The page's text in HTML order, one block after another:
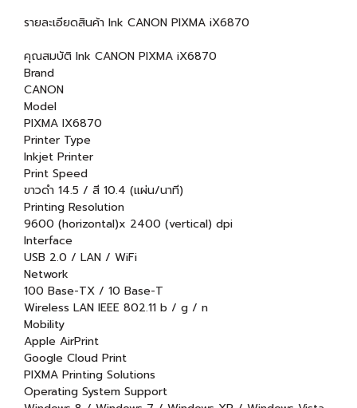
รายละเอียดสินค้า Ink CANON PIXMA iX6870
คุณสมบัติ Ink CANON PIXMA iX6870
Brand
CANON
Model
PIXMA IX6870
Printer Type
Inkjet Printer
Print Speed
ขาวดำ 14.5 / สี 10.4 (แผ่น/นาที)
Printing Resolution
9600 (horizontal)x 2400 (vertical) dpi
Interface
USB 2.0 / LAN / WiFi
Network
100 Base-TX / 10 Base-T
Wireless LAN IEEE 802.11 b / g / n
Mobility
Apple AirPrint
Google Cloud Print
PIXMA Printing Solutions
Operating System Support